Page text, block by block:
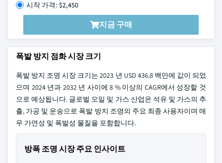
시작 가격: $2,450
지금 구매
폭발 방지 점화 시장 크기
폭발 방지 조명 시장 크기는 2023 년 USD 436.8 백만에 값이 되었
으며 2024 년과 2032 년 사이에 8 % 이상의 CAGR에서 성장할 것
으로 예상됩니다. 글로벌 오일 및 가스 산업은 석유 및 가스의 추
출, 가공 및 운송으로 폭발 방지 조명의 주요 최종 사용자이며 매
우 가연성 및 폭발성 물질을 포함합니다.
방폭 조명 시장 주요 인사이트